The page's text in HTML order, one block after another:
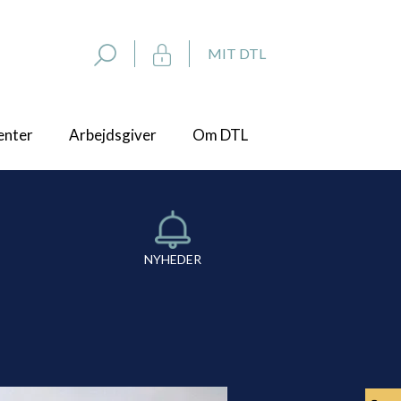
MIT DTL
Arbejdsgiver Om DTL
NYHEDER